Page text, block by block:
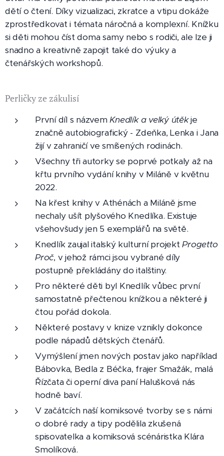
dětí o čtení. Díky vizualizaci, zkratce a vtipu dokáže
zprostředkovat i témata náročná a komplexní. Knížku
si děti mohou číst doma samy nebo s rodiči, ale lze ji
snadno a kreativně zapojit také do výuky a
čtenářských workshopů.
Perličky ze zákulisí
První díl s názvemKnedlík a velký útěkje
značně autobiografický - Zdeňka, Lenka i Jana
žijí v zahraničí ve smíšených rodinách.
Všechny tři autorky se poprvé potkaly až na
křtu prvního vydání knihy v Miláně v květnu
2022.
Na křest knihy v Athénách a Miláně jsme
nechaly ušít plyšového Knedlíka. Existuje
všehovšudy jen 5 exemplářů na světě.
Knedlík zaujal italský kulturní projektProgetto
Proč, v jehož rámci jsou vybrané díly
postupně překládány do italštiny.
Pro některé děti byl Knedlík vůbec první
samostatně přečtenou knížkou a některé ji
čtou pořád dokola.
Některé postavy v knize vznikly dokonce
podle nápadů dětských čtenářů.
Vymýšlení jmen nových postav jako například
Bábovka, Bedla z Béčka, frajer Smažák, malá
Řízčata či operní diva paní Halušková nás
hodně baví.
V začátcích naší komiksové tvorby se s námi
o dobré rady a tipy podělila zkušená
spisovatelka a komiksová scénáristka Klára
Smolíková.